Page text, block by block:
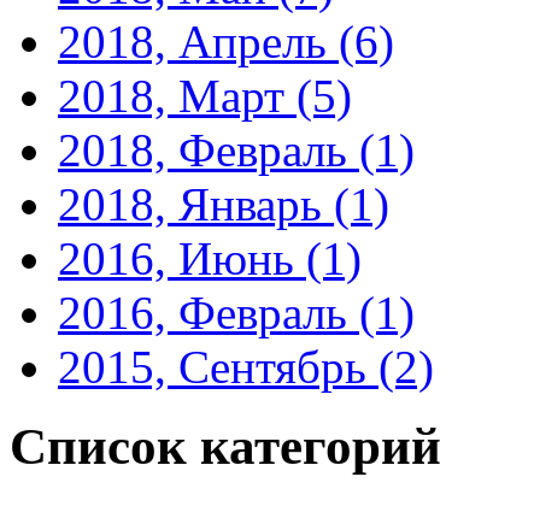
2018, Апрель (6)
2018, Март (5)
2018, Февраль (1)
2018, Январь (1)
2016, Июнь (1)
2016, Февраль (1)
2015, Сентябрь (2)
Список категорий